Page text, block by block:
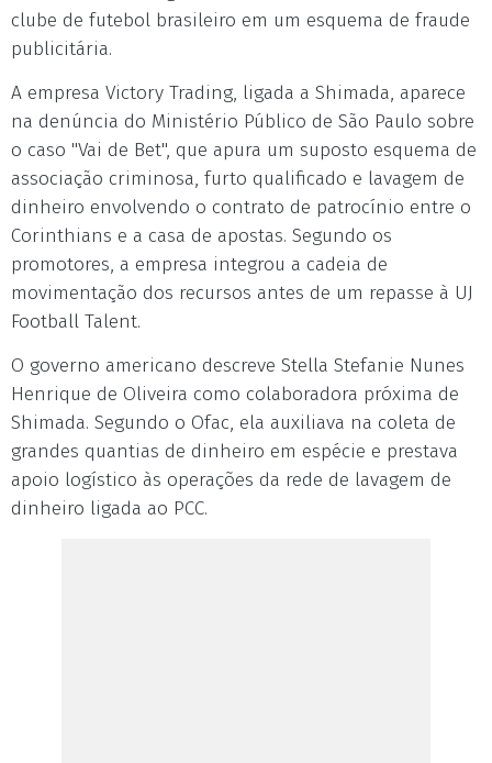
clube de futebol brasileiro em um esquema de fraude
publicitária.
A empresa Victory Trading, ligada a Shimada, aparece
na denúncia do Ministério Público de São Paulo sobre
o caso "Vai de Bet", que apura um suposto esquema de
associação criminosa, furto qualificado e lavagem de
dinheiro envolvendo o contrato de patrocínio entre o
Corinthians e a casa de apostas. Segundo os
promotores, a empresa integrou a cadeia de
movimentação dos recursos antes de um repasse à UJ
Football Talent.
O governo americano descreve Stella Stefanie Nunes
Henrique de Oliveira como colaboradora próxima de
Shimada. Segundo o Ofac, ela auxiliava na coleta de
grandes quantias de dinheiro em espécie e prestava
apoio logístico às operações da rede de lavagem de
dinheiro ligada ao PCC.